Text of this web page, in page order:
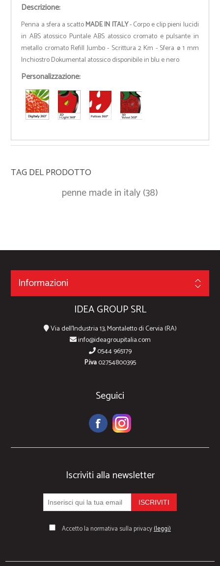
Descrizione:
Penna a sfera a scattoMADE IN ITALY- Corpo e clip pieni lucidi
in ABS atossico Puntale ABS atossico cromato e pulsante in
metallo cromato Refill Jumbo - Scrittura 2 Km - Sfera ø 1 mm
Inchiostro Dokumental atossico disponibile in blu e nero
Personalizzazione:
TAG DEL PRODOTTO
penne made in italy(38)
Informazioni
IDEA GROUP SRL
Via dell'Industria 13, Montaletto di Cervia (RA)
info@ideagroupitalia.com
0544 965179
P.iva02754800395
Seguici
Iscriviti alla newsletter
Accetto la normativa sulla privacy(leggi)